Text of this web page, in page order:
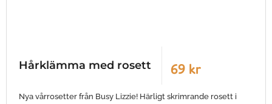
Hårklämma med rosett 69 kr
Nya vårrosetter från Busy Lizzie! Härligt skrimrande rosett i